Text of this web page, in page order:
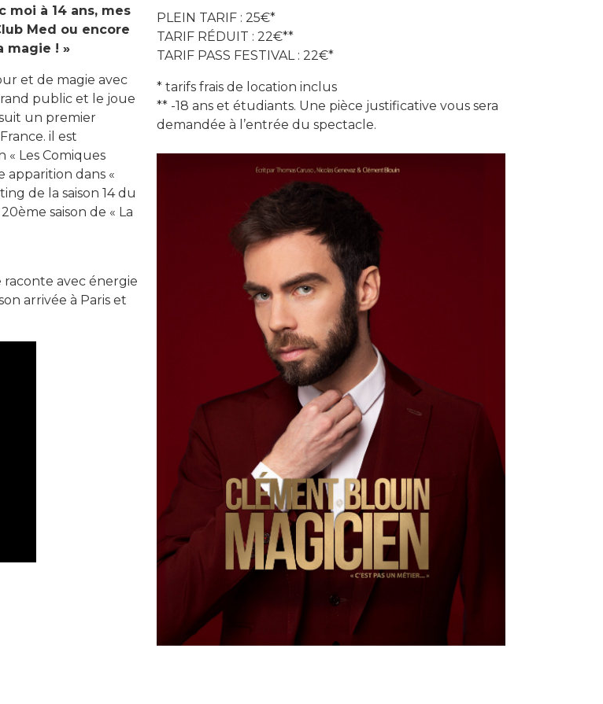
moi à 14 ans, mes
Med ou encore
magie ! »
et de magie avec
public et le joue
un premier
il est
« Les Comiques
apparition dans «
de la saison 14 du
saison de « La
avec énergie
arrivée à Paris et
PLEIN TARIF : 25€*
TARIF RÉDUIT : 22€**
TARIF PASS FESTIVAL : 22€*
* tarifs frais de location inclus
** -18 ans et étudiants. Une pièce justificative vous sera
demandée à l’entrée du spectacle.